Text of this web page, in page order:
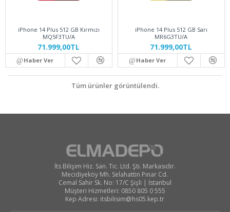
iPhone 14 Plus 512 GB Kırmızı
MQ5F3TU/A
71.999,00TL
Haber Ver
iPhone 14 Plus 512 GB Sarı
MR6G3TU/A
71.999,00TL
Haber Ver
Tüm ürünler görüntülendi.
İts Bilişim Hiz. San. Tic. Ltd. Şti. Markasıdır.
Mecidiyeköy Mh. Selahattin Pınar Cd.
Cemal Sahir Sk. No: 17/C Şişli | İstanbul
Müşteri Hizmetleri: 0850 805 0 555
Kep Adresi: itsbilisim@hs05.kep.tr